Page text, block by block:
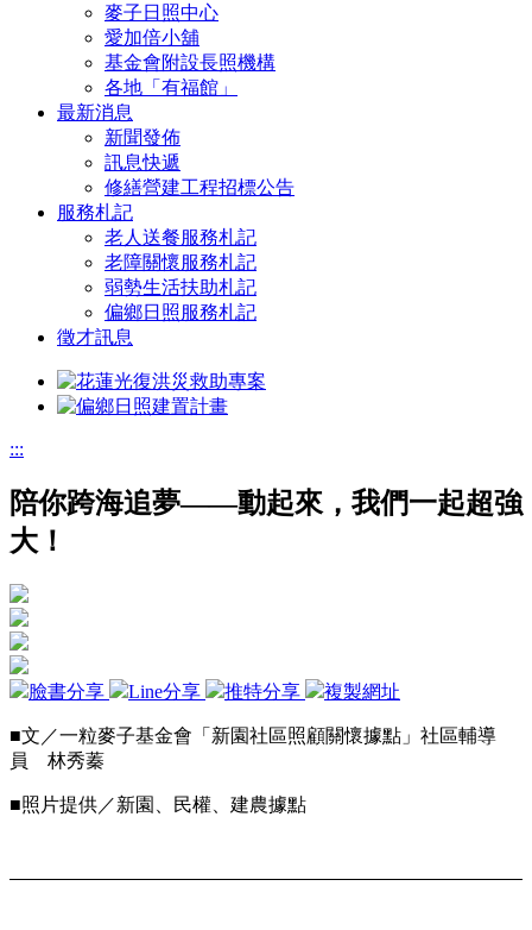
麥子日照中心
愛加倍小舖
基金會附設長照機構
各地「有福館」
最新消息
新聞發佈
訊息快遞
修繕營建工程招標公告
服務札記
老人送餐服務札記
老障關懷服務札記
弱勢生活扶助札記
偏鄉日照服務札記
徵才訊息
:::
陪你跨海追夢——動起來，我們一起超強
大！
臉書分享 Line分享 推特分享 複製網址
■文／一粒麥子基金會「新園社區照顧關懷據點」社區輔導
員 林秀蓁
■照片提供／新園、民權、建農據點